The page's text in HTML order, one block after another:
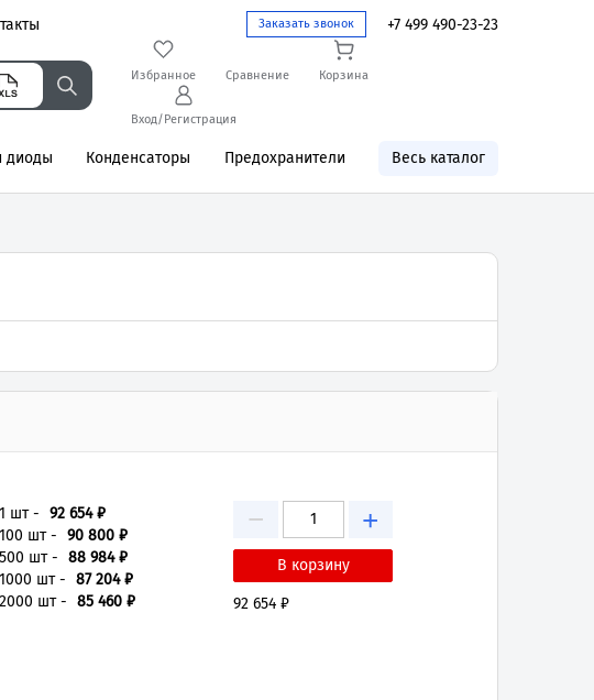
Заказать звонок +7 499 490-23-23
Избранное Сравнение Корзина
Вход/Регистрация
диоды Конденсаторы Предохранители Весь каталог
1 шт - 92 654 ₽
100 шт - 90 800 ₽
500 шт - 88 984 ₽
1000 шт - 87 204 ₽
2000 шт - 85 460 ₽
− +
92 654 ₽